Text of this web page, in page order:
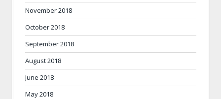
November 2018
October 2018
September 2018
August 2018
June 2018
May 2018